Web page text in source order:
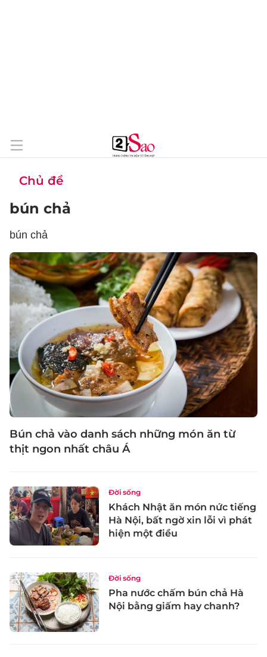
Chủ đề
bún chả
bún chả
Bún chả vào danh sách những món ăn từ
thịt ngon nhất châu Á
Đời sống
Khách Nhật ăn món nức tiếng
Hà Nội, bất ngờ xin lỗi vì phát
hiện một điều
Đời sống
Pha nước chấm bún chả Hà
Nội bằng giấm hay chanh?